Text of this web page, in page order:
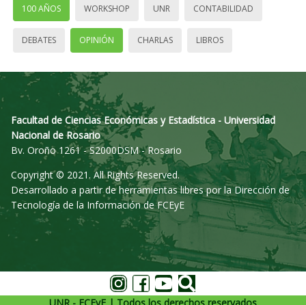
100 AÑOS WORKSHOP UNR CONTABILIDAD
DEBATES OPINIÓN CHARLAS LIBROS
Facultad de Ciencias Económicas y Estadística - Universidad
Nacional de Rosario
Bv. Oroño 1261 - S2000DSM - Rosario
Copyright © 2021. All Rights Reserved.
Desarrollado a partir de herramientas libres por la Dirección de
Tecnología de la Información de FCEyE